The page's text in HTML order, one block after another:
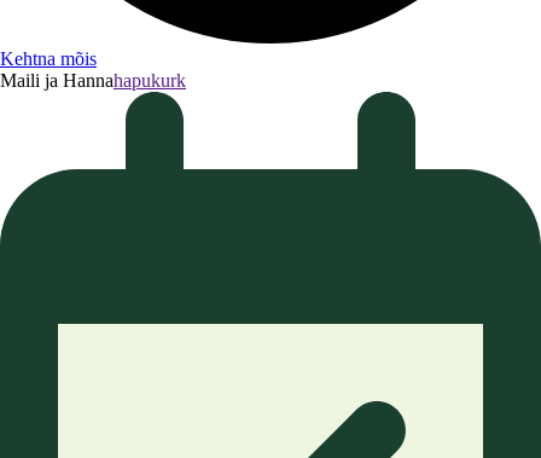
Kehtna mõis
Maili ja Hannahapukurk